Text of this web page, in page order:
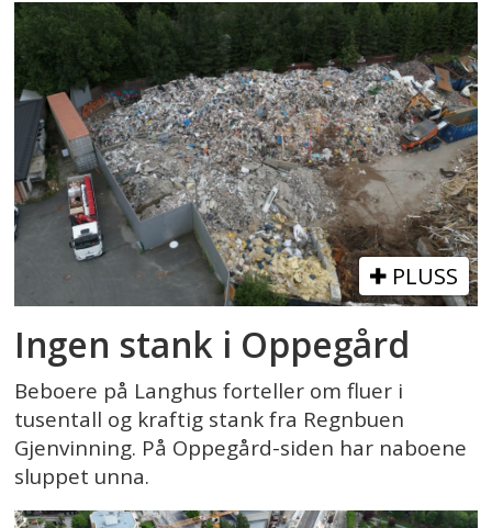
PLUSS
Ingen stank i Oppegård
Beboere på Langhus forteller om fluer i
tusentall og kraftig stank fra Regnbuen
Gjenvinning. På Oppegård-siden har naboene
sluppet unna.